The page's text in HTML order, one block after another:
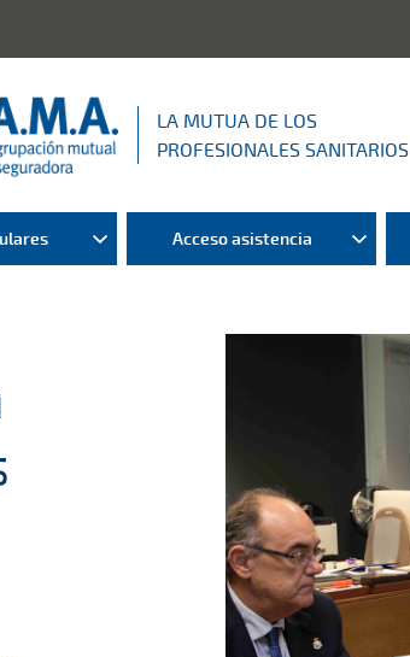
LA MUTUA DE LOS
PROFESIONALES SANITARIOS
Acceso asistencia